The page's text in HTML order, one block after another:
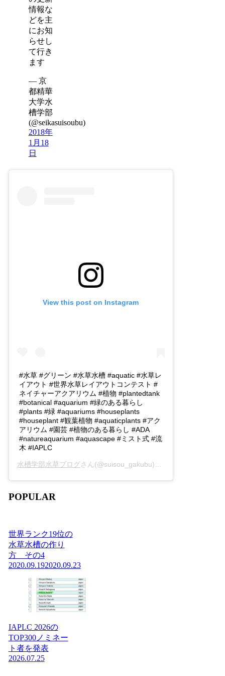
情報な
どを主
にお知
らせし
て行き
ます
— 京
都精華
大学水
槽学部
(@seikasuisoubu)
2018年
1月18
日
View this post on Instagram
#水草 #グリーン #水草水槽 #aquatic #水草レ
イアウト #世界水草レイアウトコンテスト #
ネイチャーアクアリウム #植物 #plantedtank
#botanical #aquarium #緑のある暮らし
#plants #緑 #aquariums #houseplants
#houseplant #観葉植物 #aquaticplants #アク
アリウム #園芸 #植物のある暮らし #ADA
#natureaquarium #aquascape #ミスト式 #流
木 #IAPLC
水槽学部水草ブログさん(@suisou_gakubu)がシェアした投稿 -
POPULAR
世界ランク19位の
水草水槽の作り
方 その4
2020.09.192020.09.23
IAPLC 2026の
TOP300ノミネー
ト者を発表
2026.07.25